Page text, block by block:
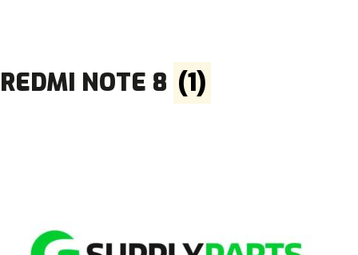
REDMI NOTE 8 (1)